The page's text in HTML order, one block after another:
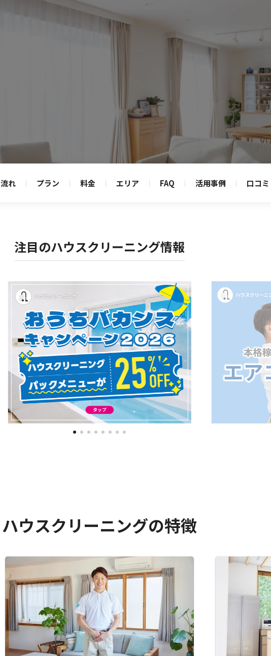
エアコンクリーニング
換気扇クリーニング
全体清掃（空室）
流れ プラン 料金 エリア FAQ 活用事例 口コミ
注目のハウスクリーニング情報
ハウスクリーニングの特徴